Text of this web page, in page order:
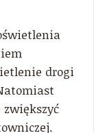
drogi